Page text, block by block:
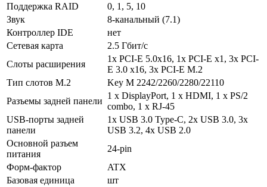
Поддержка RAID
0, 1, 5, 10
Звук
8-канальный (7.1)
Контроллер IDE
нет
Сетевая карта
2.5 Гбит/с
Слоты расширения
1x PCI-E 5.0x16, 1x PCI-E x1, 3x PCI-
E 3.0 x16, 3x PCI-E M.2
Тип слотов M.2
Key M 2242/2260/2280/22110
Разъемы задней панели
1 х DisplayPort, 1 х HDMI, 1 х PS/2
combo, 1 х RJ-45
USB-порты задней
панели
1x USB 3.0 Type-C, 2х USB 3.0, 3x
USB 3.2, 4x USB 2.0
Основной разъем
питания
24-pin
Форм-фактор
ATX
Базовая единица
шт